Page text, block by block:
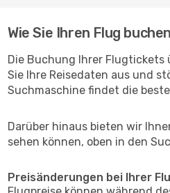
Wie Sie Ihren Flug
Die Buchung Ihrer Flugtickets
Sie Ihre Reisedaten aus und
Suchmaschine findet die
Darüber hinaus bieten wir
sehen können, oben in den
Preisänderungen bei Ihrer